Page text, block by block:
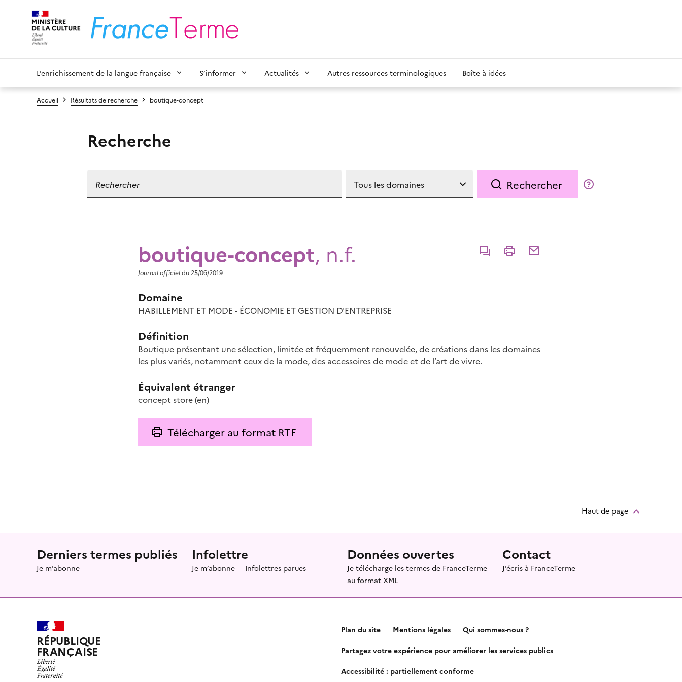
L’enrichissement de la langue française S’informer Actualités Autres ressources terminologiques Boîte à idées
Accueil Résultats de recherche boutique-concept
Recherche
Rechercher
boutique-concept, n.f. CommenterImprimerPartager par courriel
Journal officieldu 25/06/2019
Domaine
HABILLEMENT ET MODE - ÉCONOMIE ET GESTION D'ENTREPRISE
Définition
Boutique présentant une sélection, limitée et fréquemment renouvelée, de créations dans les domaines
les plus variés, notamment ceux de la mode, des accessoires de mode et de l’art de vivre.
Équivalent étranger
concept store(en)
Télécharger au format RTF
Haut de page
Menu prefooter
Derniers termes publiés
Je m’abonne
Infolettre
Je m’abonne Infolettres parues
Données ouvertes
Je télécharge les termes de FranceTerme
au format XML
Contact
J’écris à FranceTerme
RÉPUBLIQUE
FRANÇAISE
Plan du site Mentions légales Qui sommes-nous ?
Partagez votre expérience pour améliorer les services publics
Accessibilité : partiellement conforme